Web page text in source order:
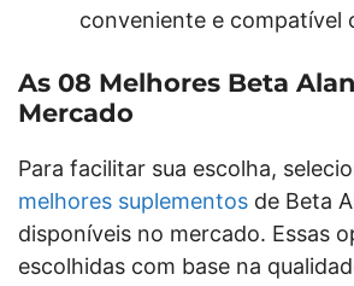
conveniente e compatível
As 08 Melhores Beta
Mercado
Para facilitar sua escolha,
melhores suplementos de Beta
disponíveis no mercado. Essas
escolhidas com base na